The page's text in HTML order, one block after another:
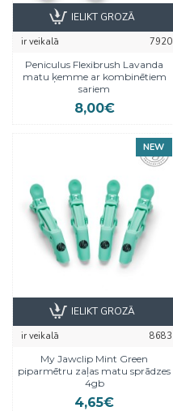
ir veikalā
7920
Peniculus Flexibrush Lavanda
matu ķemme ar kombinētiem
sariem
8,00€
IELIKT GROZĀ
NEW
ir veikalā
8683
My Jawclip Mint Green
piparmētru zaļas matu sprādzes
4gb
4,65€
IELIKT GROZĀ